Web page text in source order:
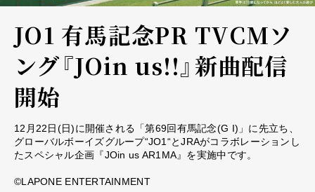
JO1 有馬記念PR TVCMソ
ング『JOin us!!』新曲配信
開始
12月22日(日)に開催される「第69回有馬記念(G I)」に先立ち、
グローバルボーイズグループ“JO1“とJRAがコラボレーションし
たスペシャル企画『JOin us AR1MA』を実施中です。
©LAPONE ENTERTAINMENT